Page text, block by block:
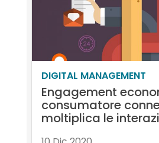
DIGITAL MANAGEMENT
Engagement
consumatore
moltiplica le